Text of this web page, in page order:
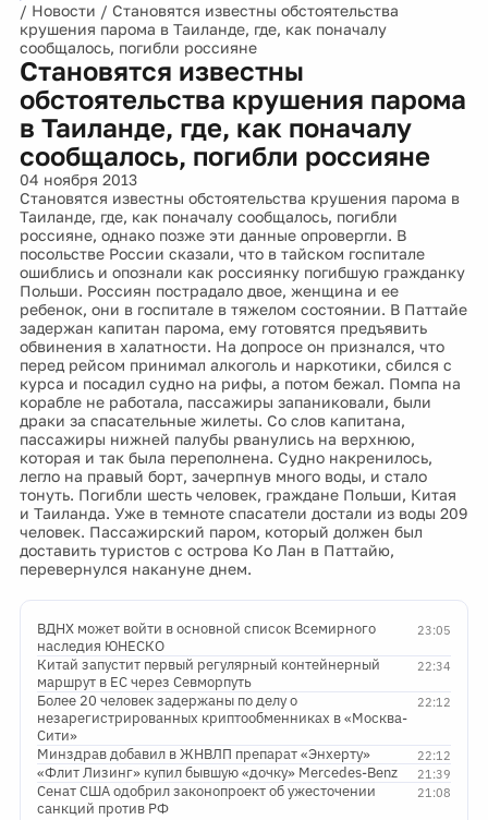
/ Новости / Становятся известны обстоятельства
крушения парома в Таиланде, где, как поначалу
сообщалось, погибли россияне
Становятся известны
обстоятельства крушения парома
в Таиланде, где, как поначалу
сообщалось, погибли россияне
04 ноября 2013
Становятся известны обстоятельства крушения парома в
Таиланде, где, как поначалу сообщалось, погибли
россияне, однако позже эти данные опровергли. В
посольстве России сказали, что в тайском госпитале
ошиблись и опознали как россиянку погибшую гражданку
Польши. Россиян пострадало двое, женщина и ее
ребенок, они в госпитале в тяжелом состоянии. В Паттайе
задержан капитан парома, ему готовятся предъявить
обвинения в халатности. На допросе он признался, что
перед рейсом принимал алкоголь и наркотики, сбился с
курса и посадил судно на рифы, а потом бежал. Помпа на
корабле не работала, пассажиры запаниковали, были
драки за спасательные жилеты. Со слов капитана,
пассажиры нижней палубы рванулись на верхнюю,
которая и так была переполнена. Судно накренилось,
легло на правый борт, зачерпнув много воды, и стало
тонуть. Погибли шесть человек, граждане Польши, Китая
и Таиланда. Уже в темноте спасатели достали из воды 209
человек. Пассажирский паром, который должен был
доставить туристов с острова Ко Лан в Паттайю,
перевернулся накануне днем.
23:05
ВДНХ может войти в основной список Всемирного
наследия ЮНЕСКО
22:34
Китай запустит первый регулярный контейнерный
маршрут в ЕС через Севморпуть
22:12
Более 20 человек задержаны по делу о
незарегистрированных криптообменниках в «Москва-
Сити»
22:12
Минздрав добавил в ЖНВЛП препарат «Энхерту»
21:39
«Флит Лизинг» купил бывшую «дочку» Mercedes-Benz
21:08
Сенат США одобрил законопроект об ужесточении
санкций против РФ